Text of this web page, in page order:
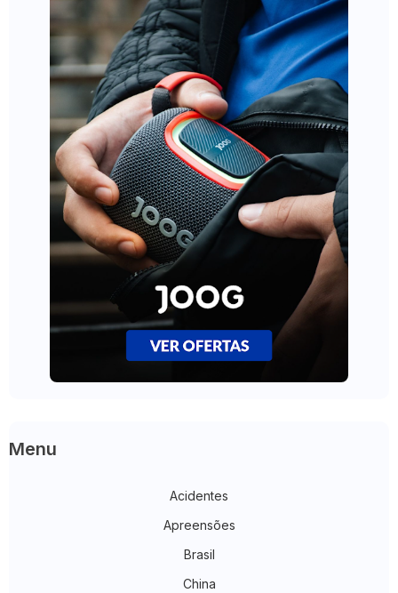
Menu
Acidentes
Apreensões
Brasil
China